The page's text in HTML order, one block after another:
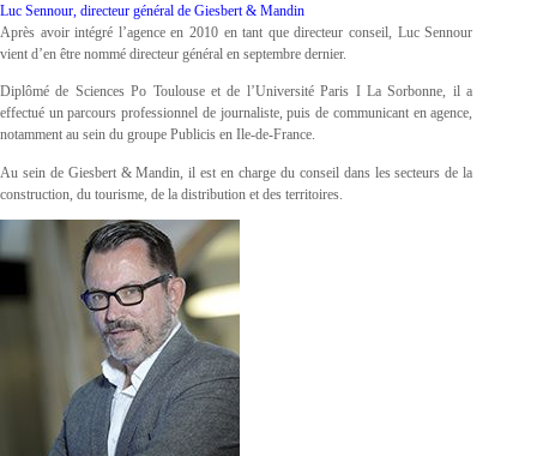
Luc Sennour, directeur général de Giesbert & Mandin
Après avoir intégré l’agence en 2010 en tant que directeur conseil, Luc Sennour
vient d’en être nommé directeur général en septembre dernier.
Diplômé de Sciences Po Toulouse et de l’Université Paris I La Sorbonne, il a
effectué un parcours professionnel de journaliste, puis de communicant en agence,
notamment au sein du groupe Publicis en Ile-de-France.
Au sein de Giesbert & Mandin, il est en charge du conseil dans les secteurs de la
construction, du tourisme, de la distribution et des territoires.